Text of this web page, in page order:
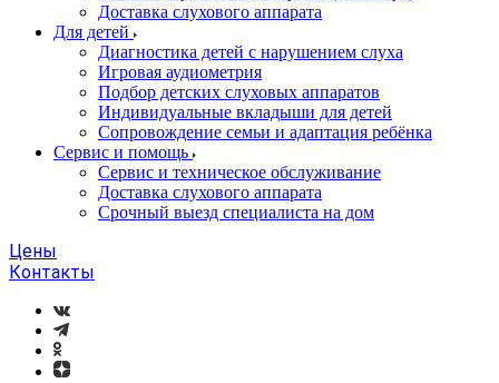
Доставка слухового аппарата
Для детей
Диагностика детей с нарушением слуха
Игровая аудиометрия
Подбор детских слуховых аппаратов
Индивидуальные вкладыши для детей
Сопровождение семьи и адаптация ребёнка
Сервис и помощь
Сервис и техническое обслуживание
Доставка слухового аппарата
Срочный выезд специалиста на дом
Цены
Контакты